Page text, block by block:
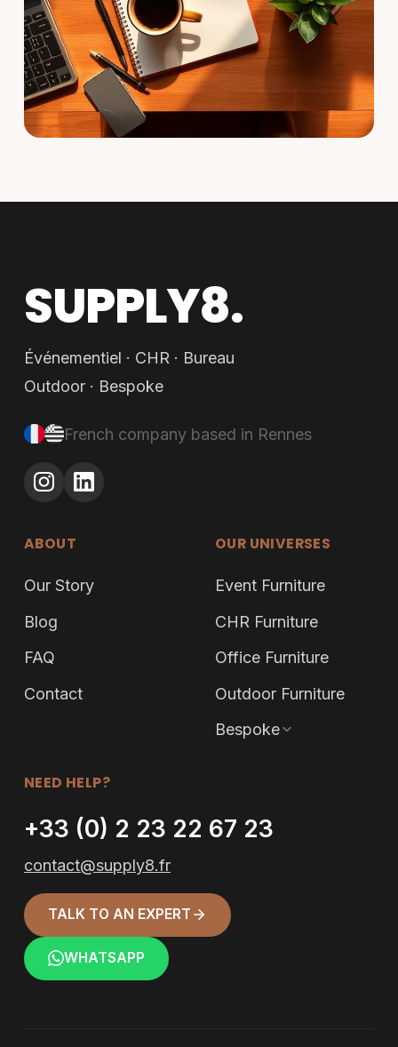
SUPPLY8.
Événementiel · CHR · Bureau
Outdoor · Bespoke
French company based in Rennes
ABOUT
Our Story
Blog
FAQ
Contact
OUR UNIVERSES
Event Furniture
CHR Furniture
Office Furniture
Outdoor Furniture
Bespoke
NEED HELP?
+33 (0) 2 23 22 67 23
contact@supply8.fr
TALK TO AN EXPERT
WHATSAPP